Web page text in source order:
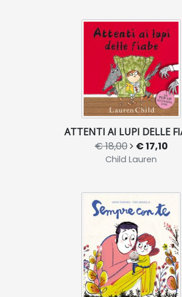
ATTENTI AI LUPI DELLE
€ 18,00 € 17,10
Child Lauren